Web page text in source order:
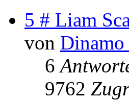
5 # Liam
von Dinamo
6
9762